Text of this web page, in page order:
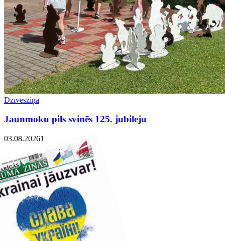
Dzīvesziņa
Jaunmoku pils svinēs 125. jubileju
03.08.20261